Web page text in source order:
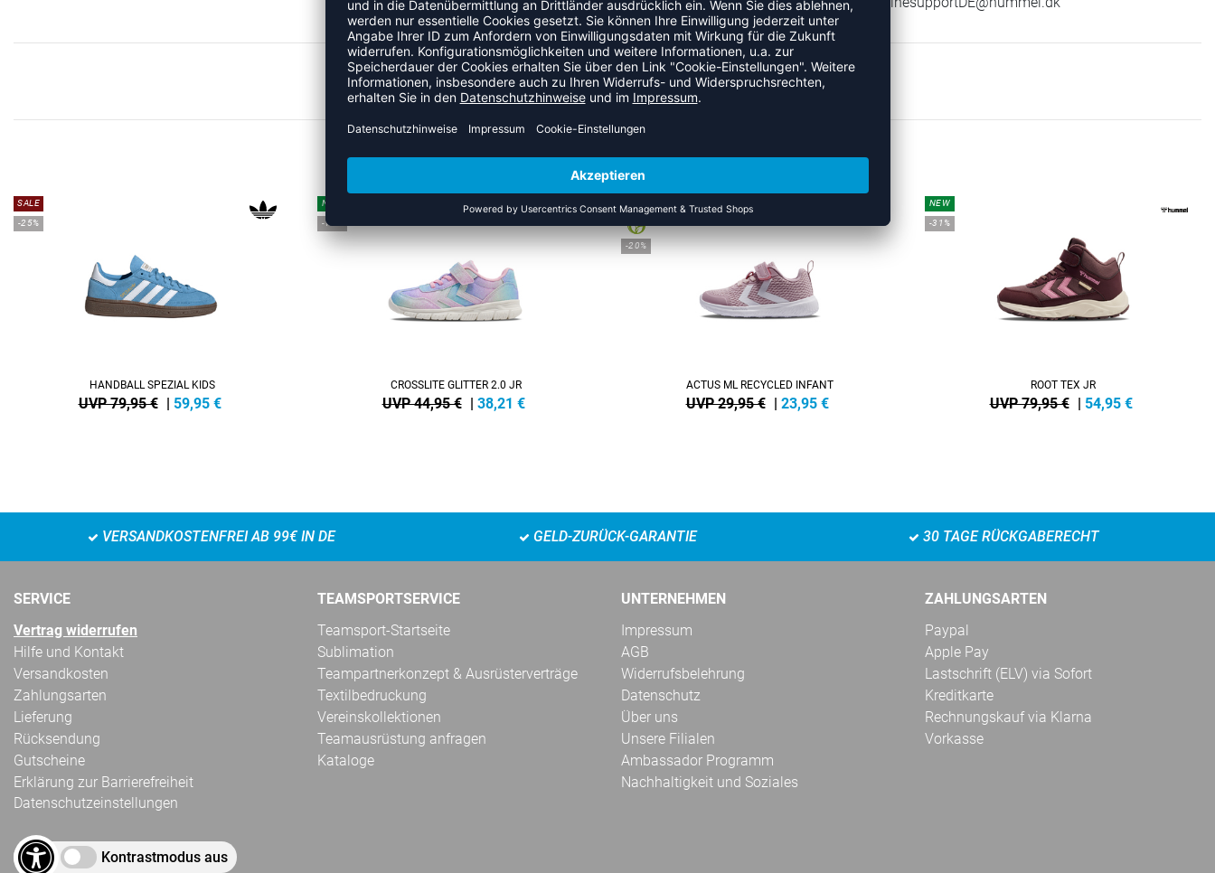
ZULETZT ANGESEHEN
MEHR AUS DER KATEGORIE SNEAKER
SALE
-25%
HANDBALL SPEZIAL KIDS
UVP 79,95 € | 59,95 €
NEW
-15%
CROSSLITE GLITTER 2.0 JR
UVP 44,95 € | 38,21 €
NEW
-20%
ACTUS ML RECYCLED INFANT
UVP 29,95 € | 23,95 €
NEW
-31%
ROOT TEX JR
UVP 79,95 € | 54,95 €
VERSANDKOSTENFREI AB 99€ IN DE GELD-ZURÜCK-GARANTIE 30 TAGE RÜCKGABERECHT
SERVICE
Vertrag widerrufen
Hilfe und Kontakt
Versandkosten
Zahlungsarten
Lieferung
Rücksendung
Gutscheine
Erklärung zur Barrierefreiheit
Datenschutzeinstellungen
Kontrastmodus aus
TEAMSPORTSERVICE
Teamsport-Startseite
Sublimation
Teampartnerkonzept & Ausrüsterverträge
Textilbedruckung
Vereinskollektionen
Teamausrüstung anfragen
Kataloge
UNTERNEHMEN
Impressum
AGB
Widerrufsbelehrung
Datenschutz
Über uns
Unsere Filialen
Ambassador Programm
Nachhaltigkeit und Soziales
ZAHLUNGSARTEN
Paypal
Apple Pay
Lastschrift (ELV) via Sofort
Kreditkarte
Rechnungskauf via Klarna
Vorkasse